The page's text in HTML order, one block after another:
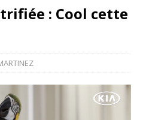
: Cool cette